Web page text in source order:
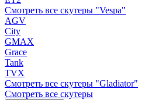
Смотреть все скутеры "Vespa"
AGV
City
GMAX
Grace
Tank
TVX
Смотреть все скутеры "Gladiator"
Смотреть все скутеры